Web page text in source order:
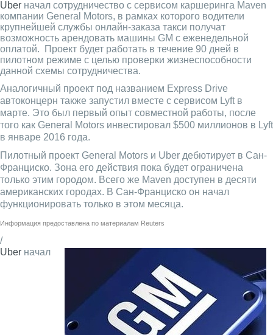
Uber начал сотрудничество с сервисом каршеринга Maven
компании General Motors, в рамках которого водители
крупнейшей службы онлайн-заказа такси получат
возможность арендовать машины GM с еженедельной
оплатой. Проект будет работать в течение 90 дней в
пилотном режиме с целью проверки жизнеспособности
данной схемы сотрудничества.
Аналогичный проект под названием Express Drive
автоконцерн также запустил вместе с сервисом Lyft в
марте. Это был первый опыт совместной работы, после
того как General Motors инвестировал $500 миллионов в Lyft
в январе 2016 года.
Пилотный проект General Motors и Uber дебютирует в Сан-
Франциско. Зона его действия пока будет ограничена
только этим городом. Всего же Maven доступен в десяти
американских городах. В Сан-Франциско он начал
функционировать только в этом месяца.
Информация предоставлена по материалам Reuters
/
Uber начал